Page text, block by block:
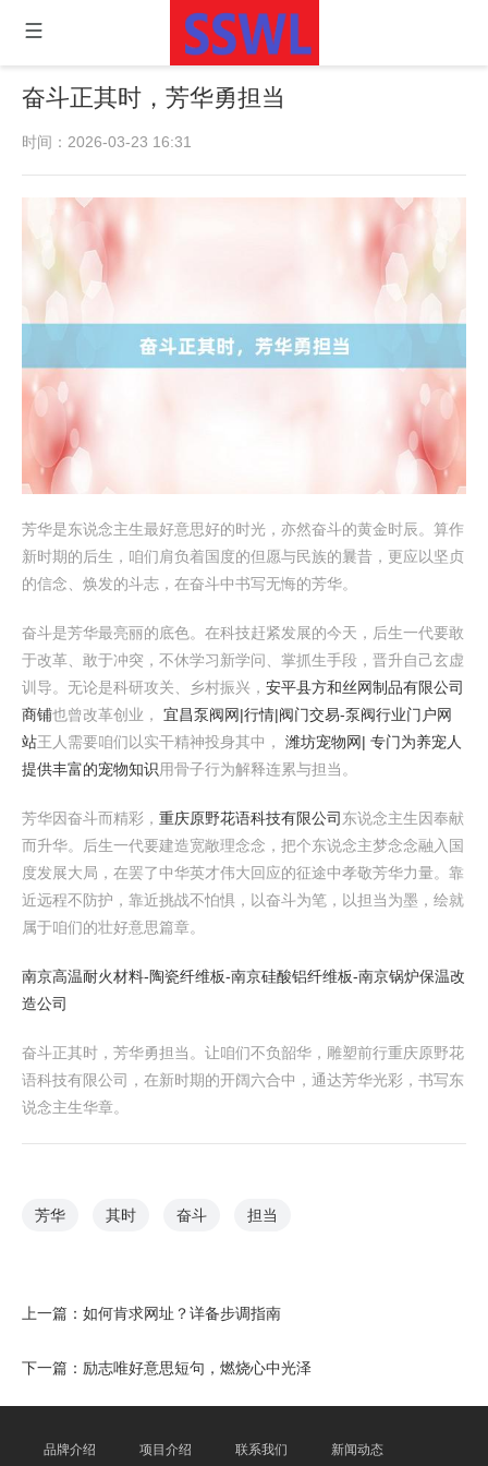
奋斗正其时，芳华勇担当
时间：2026-03-23 16:31
芳华是东说念主生最好意思好的时光，亦然奋斗的黄金时辰。算作
新时期的后生，咱们肩负着国度的但愿与民族的曩昔，更应以坚贞
的信念、焕发的斗志，在奋斗中书写无悔的芳华。
奋斗是芳华最亮丽的底色。在科技赶紧发展的今天，后生一代要敢
于改革、敢于冲突，不休学习新学问、掌抓生手段，晋升自己玄虚
训导。无论是科研攻关、乡村振兴， 安平县方和丝网制品有限公司
商铺也曾改革创业， 宜昌泵阀网|行情|阀门交易-泵阀行业门户网
站王人需要咱们以实干精神投身其中， 潍坊宠物网| 专门为养宠人
提供丰富的宠物知识用骨子行为解释连累与担当。
芳华因奋斗而精彩， 重庆原野花语科技有限公司 东说念主生因奉献
而升华。后生一代要建造宽敞理念念，把个东说念主梦念念融入国
度发展大局，在罢了中华英才伟大回应的征途中孝敬芳华力量。靠
近远程不防护，靠近挑战不怕惧，以奋斗为笔，以担当为墨，绘就
属于咱们的壮好意思篇章。
南京高温耐火材料-陶瓷纤维板-南京硅酸铝纤维板-南京锅炉保温改
造公司
奋斗正其时，芳华勇担当。让咱们不负韶华，雕塑前行重庆原野花
语科技有限公司，在新时期的开阔六合中，通达芳华光彩，书写东
说念主生华章。
芳华 其时 奋斗 担当
上一篇： 如何肯求网址？详备步调指南
下一篇： 励志唯好意思短句，燃烧心中光泽
品牌介绍 项目介绍 联系我们 新闻动态